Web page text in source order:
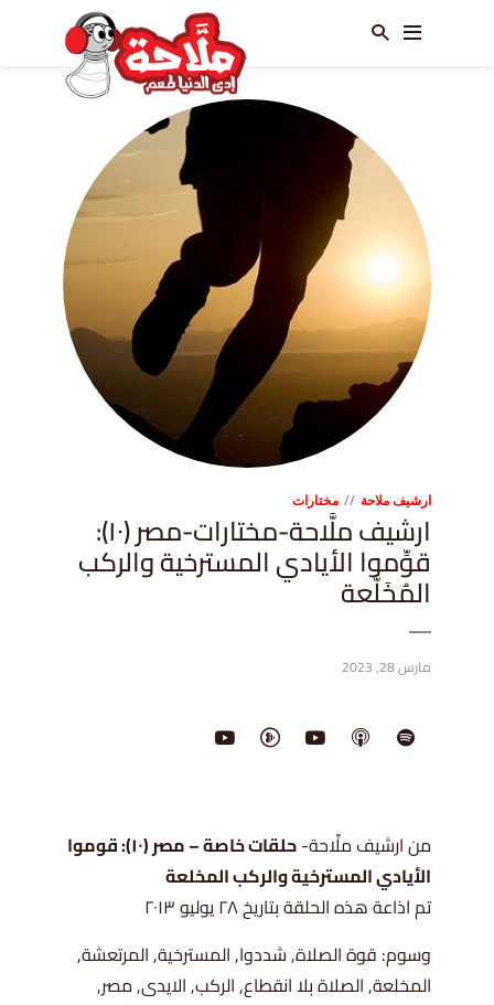
ارشيف ملاحة مختارات
ارشيف ملَّاحة-مختارات-مصر (١٠):
قوِّموا الأيادي المسترخية والركب
المُخَلَّعة
مارس 28, 2023
من ارشيف ملِّاحة-
حلقات خاصة – مصر (١٠): قوموا
الأيادي المسترخية والركب المخلعة
تم اذاعة هذه الحلقة بتاريخ ٢٨ يوليو ٢٠١٣
وسوم: قوة الصلاة, شددوا, المسترخية, المرتعشة,
المخلعة, الصلاة بلا انقطاع, الركب, الايدى, مصر,